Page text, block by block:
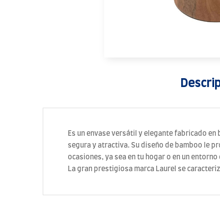
Es un envase versátil y elegante fabricado en
segura y atractiva. Su diseño de bamboo le
ocasiones, ya sea en tu hogar o en un
La gran prestigiosa marca Laurel se